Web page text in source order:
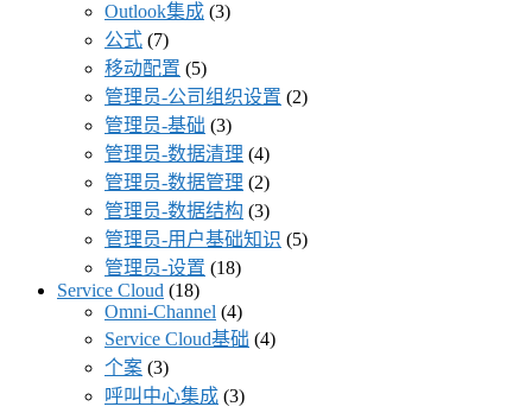
Outlook集成 (3)
公式 (7)
移动配置 (5)
管理员-公司组织设置 (2)
管理员-基础 (3)
管理员-数据清理 (4)
管理员-数据管理 (2)
管理员-数据结构 (3)
管理员-用户基础知识 (5)
管理员-设置 (18)
Service Cloud (18)
Omni-Channel (4)
Service Cloud基础 (4)
个案 (3)
呼叫中心集成 (3)